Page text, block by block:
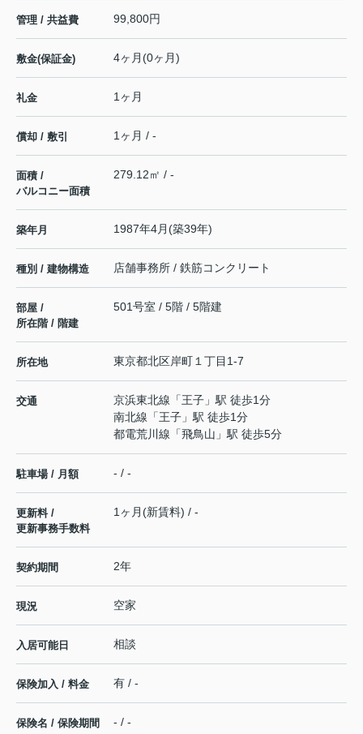
管理 / 共益費 99,800円
敷金(保証金) 4ヶ月(0ヶ月)
礼金 1ヶ月
償却 / 敷引 1ヶ月 / -
面積 /
バルコニー面積
279.12㎡ / -
築年月 1987年4月(築39年)
種別 / 建物構造 店舗事務所 / 鉄筋コンクリート
部屋 /
所在階 / 階建
501号室 / 5階 / 5階建
所在地 東京都北区岸町 １丁目1-7
交通 京浜東北線 「王子 」駅 徒歩1分
南北線 「王子 」駅 徒歩1分
都電荒川線 「飛鳥山 」駅 徒歩5分
駐車場 / 月額 - / -
更新料 /
更新事務手数料
1ヶ月(新賃料) / -
契約期間 2年
現況 空家
入居可能日 相談
保険加入 / 料金 有 / -
保険名 / 保険期間 - / -